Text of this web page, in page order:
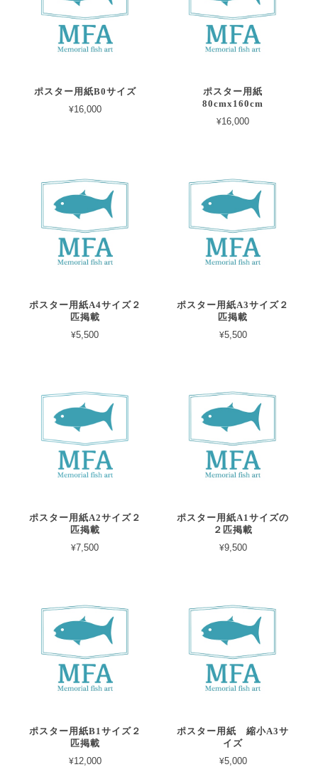
ポスター用紙B0サイズ
¥16,000
ポスター用紙
80cmx160cm
¥16,000
ポスター用紙A4サイズ２
匹掲載
¥5,500
ポスター用紙A3サイズ２
匹掲載
¥5,500
ポスター用紙A2サイズ２
匹掲載
¥7,500
ポスター用紙A1サイズの
２匹掲載
¥9,500
ポスター用紙B1サイズ２
匹掲載
¥12,000
ポスター用紙 縮小A3サ
イズ
¥5,000